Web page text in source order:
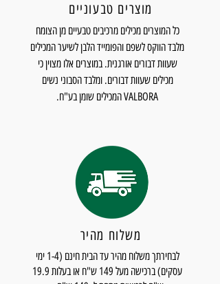
מוצרים טבעוניים
כל המוצרים מכילים מרכיבים טבעיים מן הצומח
מלבד הווקס לשפם והפומייד הלבן לשיער המכילים
שעוות דבורים אורגנית. במוצרים אלו מצוין כי
מכילים שעוות דבורים. ומלבד הסבוני נשים
VALBORA המכילים שומן בע"ח.
משלוח מהיר
לבחירתך משלוח מהיר עד הבית חינם (1-4 ימי
עסקים) ברכישה מעל 149 ש"ח או בעלות 19.9